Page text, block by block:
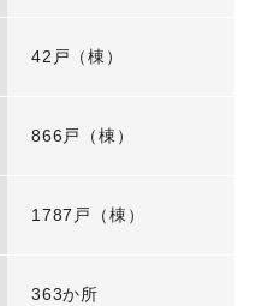
42戸（棟）
866戸（棟）
1787戸（棟）
363か所